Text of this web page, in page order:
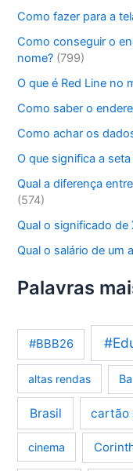
Como fazer para a
Como conseguir o
nome? (799)
O que é Red Line no
Como saber o
Como achar os
O que significa a
Qual a diferença
(574)
Qual o significado de
Qual o salário de um
Palavras
#BBB26
altas rendas
Brasil cartão
cinema